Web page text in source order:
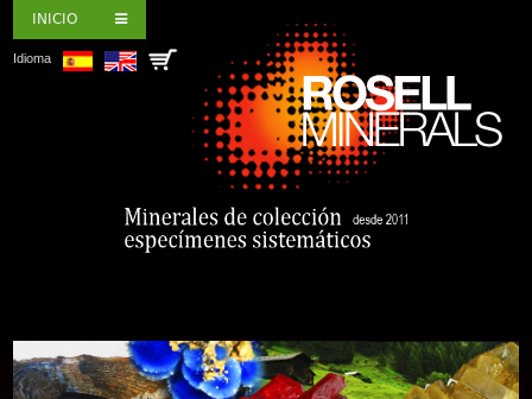
INICIO
Idioma